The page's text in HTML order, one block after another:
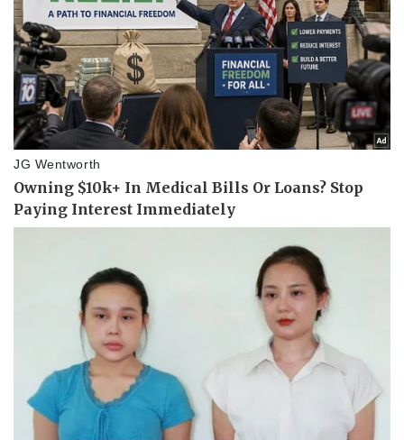
Doanh nghiệp
Thông tin doanh nghiệp
Doanh nghiệp 24h
Doanh nhân
Công nghệ
Tin Công nghệ
Trải nghiệm